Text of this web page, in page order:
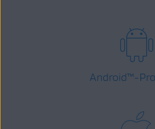
Android™-